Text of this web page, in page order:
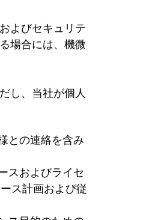
よびセキュリテ
場合には、機微
し、当社が個人
との連絡を含み
スおよびライセ
ス計画および従